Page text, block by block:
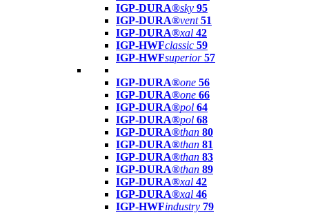
IGP-DURA®sky 95
IGP-DURA®vent 51
IGP-DURA®xal 42
IGP-HWFclassic 59
IGP-HWFsuperior 57
IGP-DURA®one 56
IGP-DURA®one 66
IGP-DURA®pol 64
IGP-DURA®pol 68
IGP-DURA®than 80
IGP-DURA®than 81
IGP-DURA®than 83
IGP-DURA®than 89
IGP-DURA®xal 42
IGP-DURA®xal 46
IGP-HWFindustry 79